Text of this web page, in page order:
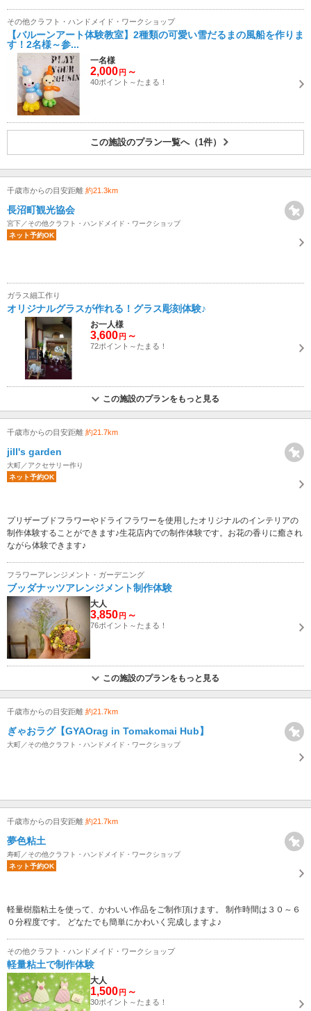
その他クラフト・ハンドメイド・ワークショップ
【バルーンアート体験教室】2種類の可愛い雪だるまの風船を作りま
す！2名様～参...
一名様
2,000 円 ～
40ポイント～たまる！
この施設のプラン一覧へ（1件）
千歳市からの目安距離 約21.3km
長沼町観光協会
宮下／その他クラフト・ハンドメイド・ワークショップ
ネット予約OK
ガラス細工作り
オリジナルグラスが作れる！グラス彫刻体験♪
お一人様
3,600 円 ～
72ポイント～たまる！
この施設のプランをもっと見る
千歳市からの目安距離 約21.7km
jill's garden
大町／アクセサリー作り
ネット予約OK
プリザーブドフラワーやドライフラワーを使用したオリジナルのインテリアの
制作体験することができます♪生花店内での制作体験です。お花の香りに癒され
ながら体験できます♪
フラワーアレンジメント・ガーデニング
ブッダナッツアレンジメント制作体験
大人
3,850 円 ～
76ポイント～たまる！
この施設のプランをもっと見る
千歳市からの目安距離 約21.7km
ぎゃおラグ【GYAOrag in Tomakomai Hub】
大町／その他クラフト・ハンドメイド・ワークショップ
千歳市からの目安距離 約21.7km
夢色粘土
寿町／その他クラフト・ハンドメイド・ワークショップ
ネット予約OK
軽量樹脂粘土を使って、かわいい作品をご制作頂けます。 制作時間は３０～６
０分程度です。 どなたでも簡単にかわいく完成しますよ♪
その他クラフト・ハンドメイド・ワークショップ
軽量粘土で制作体験
大人
1,500 円 ～
30ポイント～たまる！